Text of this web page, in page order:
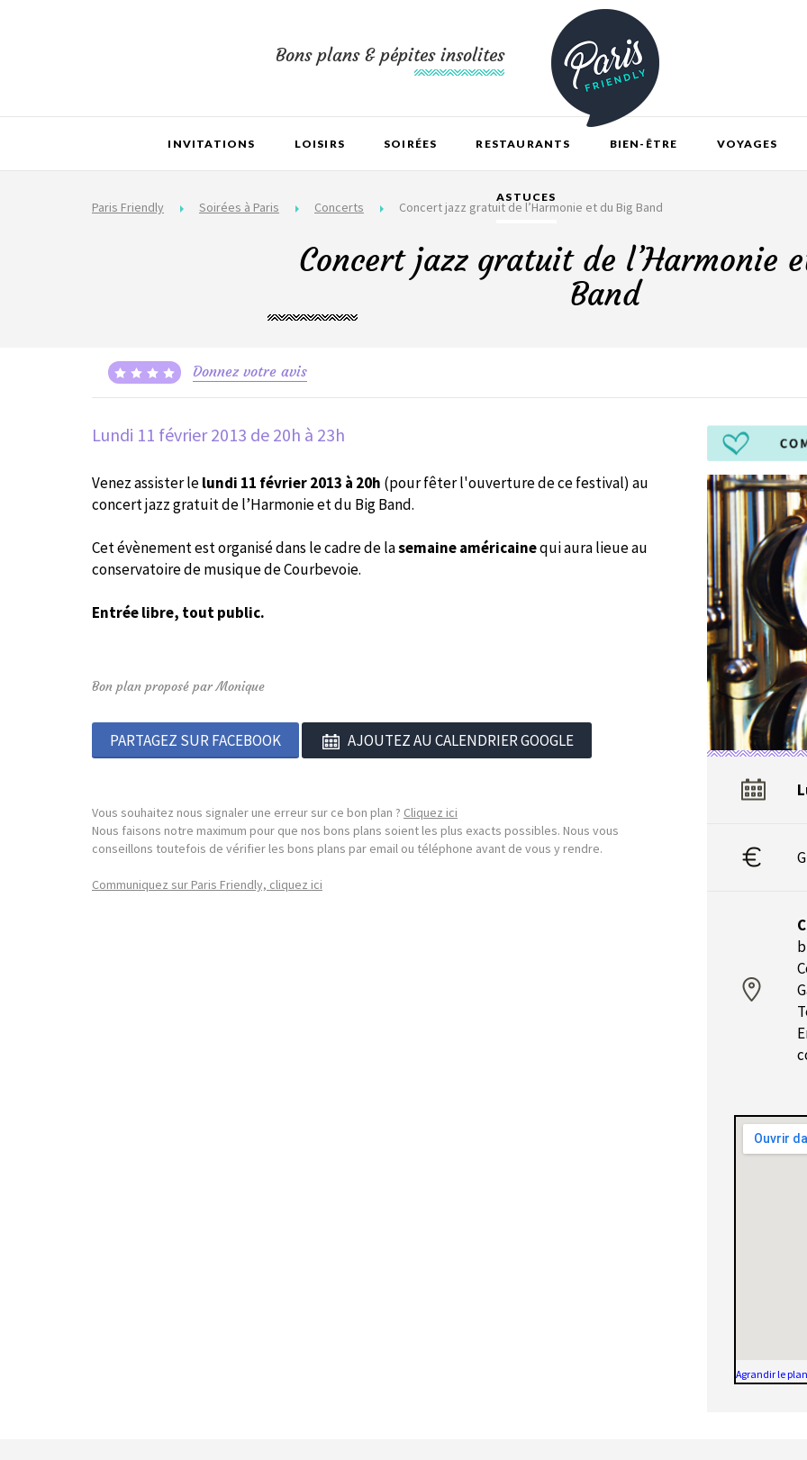
Bons plans & pépites insolites
INVITATIONS LOISIRS SOIRÉES RESTAURANTS BIEN-ÊTRE VOYAGES
ASTUCES
Paris Friendly Soirées à Paris Concerts Concert jazz gratuit de l’Harmonie et du Big Band
Concert jazz gratuit de l’Harmonie
Band
Donnez votre avis
Lundi 11 février 2013 de 20h à 23h
Venez assister lelundi 11 février 2013 à 20h (pour fêter l'ouverture de ce festival) au
concert jazz gratuit de l’Harmonie et du Big Band.
Cet évènement est organisé dans le cadre de lasemaine américainequi aura lieue au
conservatoire de musique de Courbevoie.
Entrée libre, tout public.
Bon plan proposé par Monique
PARTAGEZ SUR FACEBOOK AJOUTEZ AU CALENDRIER GOOGLE
Vous souhaitez nous signaler une erreur sur ce bon plan ? Cliquez ici
Nous faisons notre maximum pour que nos bons plans soient les plus exacts possibles. Nous vous
conseillons toutefois de vérifier les bons plans par email ou téléphone avant de vous y rendre.
Communiquez sur Paris Friendly, cliquez ici
Agrandir le plan